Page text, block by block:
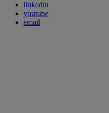
linkedin
youtube
email